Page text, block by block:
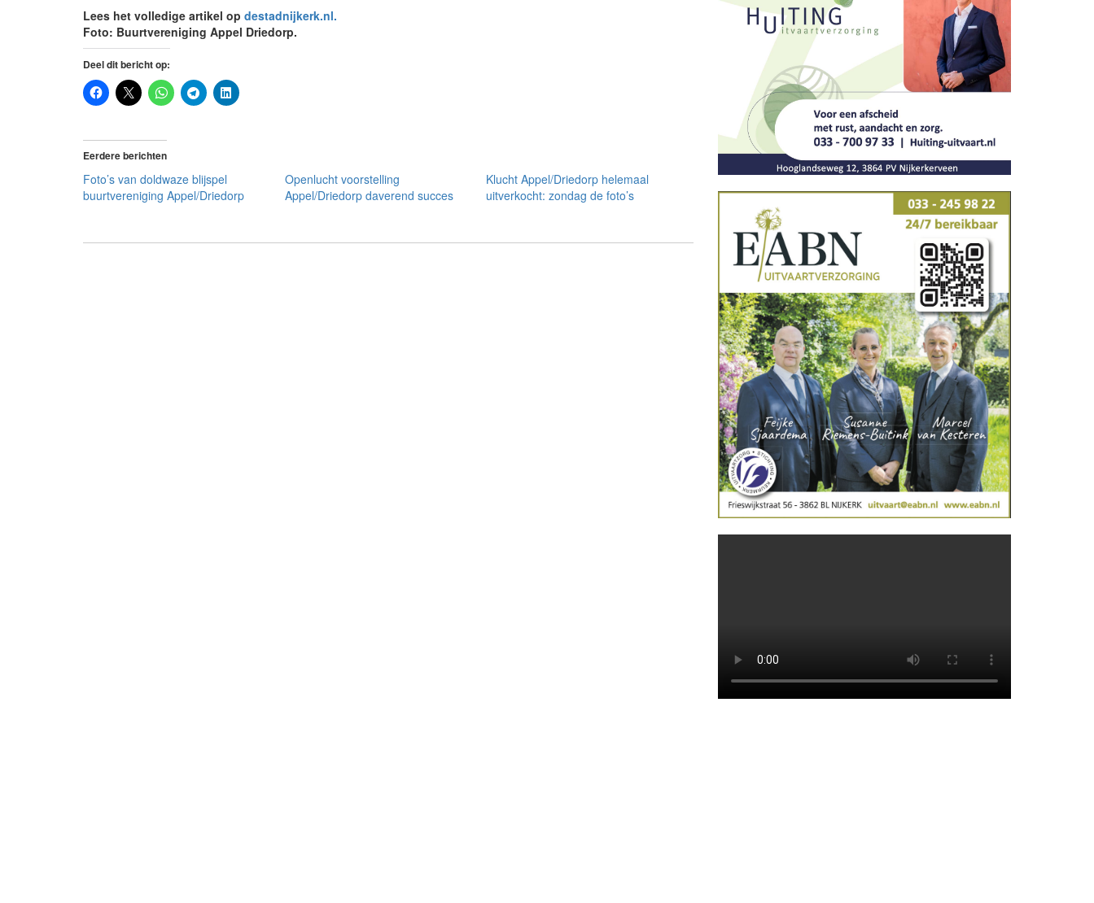
Lees het volledige artikel op destadnijkerk.nl.
Foto: Buurtvereniging Appel Driedorp.
Deel dit bericht op:
Eerdere berichten
Foto’s van doldwaze blijspel
buurtvereniging Appel/Driedorp
Openlucht voorstelling
Appel/Driedorp daverend succes
Klucht Appel/Driedorp helemaal
uitverkocht: zondag de foto’s